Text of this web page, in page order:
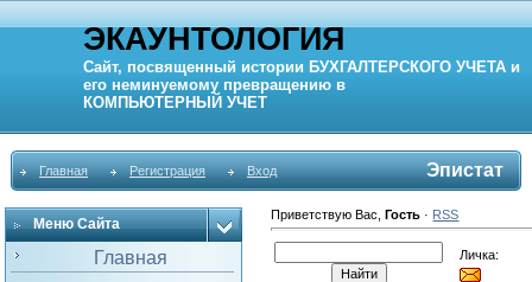
ЭКАУНТОЛОГИЯ
Сайт, посвященный истории БУХГАЛТЕРСКОГО УЧЕТА и
его неминуемому превращению в
КОМПЬЮТЕРНЫЙ УЧЕТ
Главная Регистрация Вход Эпистат
Меню Сайта
Главная
Приветствую Вас ,Гость · RSS
Личка: